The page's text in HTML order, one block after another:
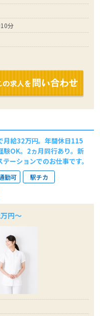
分
月給32万円。年間休日115
験OK。2ヵ月同行あり。新
ーションでのお仕事です。
勤可
駅チカ
円～